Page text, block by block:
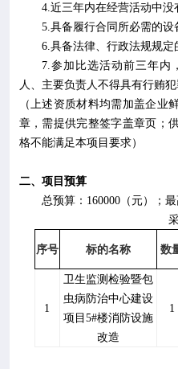
4. 近三年内在经营活动中没
5. 具备履行合同所必需的设
6. 具备法律、行政法规规定
7. 参加比选活动前三年内
人、主要负责人不得具有行贿犯
（上述资质材料均需加盖企业
章，需提供完整签字盖章页；
格不能满足本项目要求）
二、项目预算
总预算： 160000（元）；最
序号 标的名称 数
1
卫生监测检验暨包
虫病防治中心建设
项目 5#楼消防设施
改造
1